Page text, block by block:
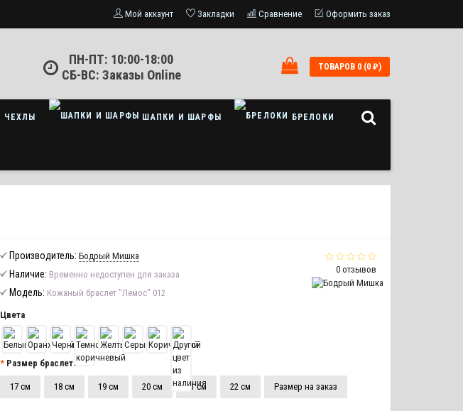
Мой аккаунт Закладки Сравнение Оформить заказ
ПН-ПТ: 10:00-18:00
СБ-ВС: Заказы Online
ТОВАРОВ 0 (0 ₽)
ЧЕХЛЫ ШАПКИ И ШАРФЫ БРЕЛОКИ
0 отзывов
Производитель: Бодрый Мишка
Наличие: Временно недоступен для заказа
Модель: Кожаный браслет "Лемос" 012
Цвета
Размер браслета:
17 см 18 см 19 см 20 см 21 см 22 см Размер на заказ